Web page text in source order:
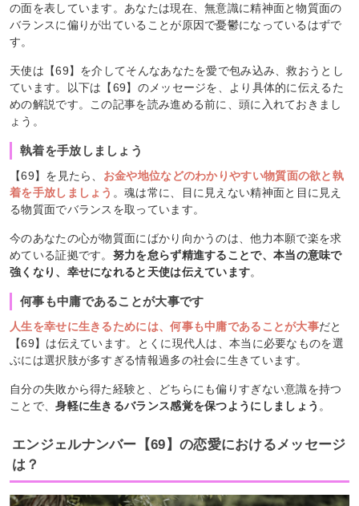
の面を表しています。あなたは現在、無意識に精神面と物質面の
バランスに偏りが出ていることが原因で憂鬱になっているはずで
す。
天使は【69】を介してそんなあなたを愛で包み込み、救おうとし
ています。以下は【69】のメッセージを、より具体的に伝えるた
めの解説です。この記事を読み進める前に、頭に入れておきまし
ょう。
執着を手放しましょう
【69】を見たら、 お金や地位などのわかりやすい物質面の欲と執
着を手放しましょう 。魂は常に、目に見えない精神面と目に見え
る物質面でバランスを取っています。
今のあなたの心が物質面にばかり向かうのは、他力本願で楽を求
めている証拠です。 努力を怠らず精進することで、本当の意味で
強くなり、幸せになれると天使は伝えています。
何事も中庸であることが大事です
人生を幸せに生きるためには、何事も中庸であることが大事だと
【69】は伝えています。とくに現代人は、本当に必要なものを選
ぶには選択肢が多すぎる情報過多の社会に生きています。
自分の失敗から得た経験と、どちらにも偏りすぎない意識を持つ
ことで、身軽に生きるバランス感覚を保つようにしましょう 。
エンジェルナンバー【69】の恋愛におけるメッセージ
は？